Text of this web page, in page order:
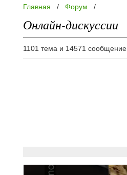
Главная / Форум /
Онлайн-дискуссии
1101 тема и 14571 сообщение